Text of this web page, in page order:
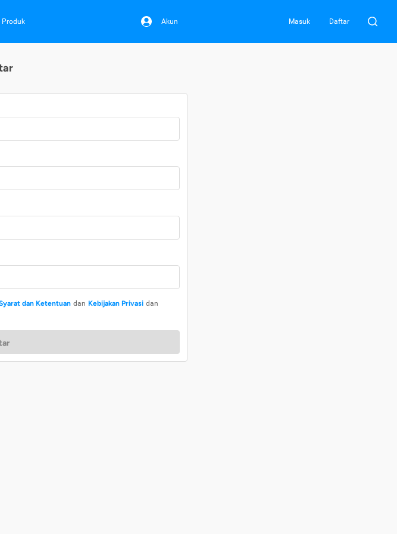
Produk Akun Masuk Daftar
dan Ketentuan dan Kebijakan Privasi dan